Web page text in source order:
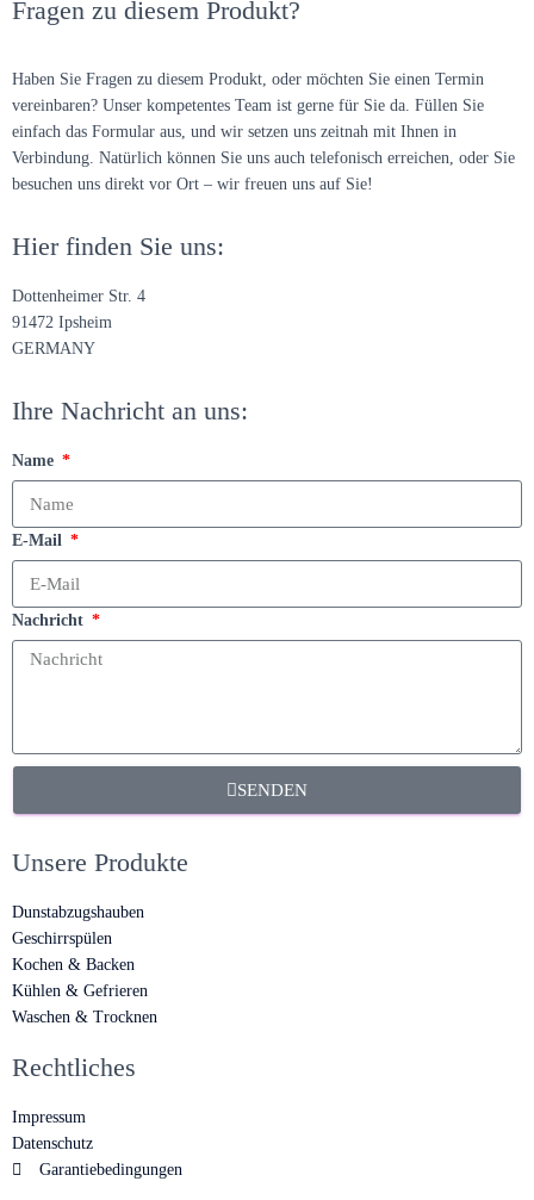
Fragen zu diesem Produkt?
Haben Sie Fragen zu diesem Produkt, oder möchten Sie einen Termin
vereinbaren? Unser kompetentes Team ist gerne für Sie da. Füllen Sie
einfach das Formular aus, und wir setzen uns zeitnah mit Ihnen in
Verbindung. Natürlich können Sie uns auch telefonisch erreichen, oder Sie
besuchen uns direkt vor Ort – wir freuen uns auf Sie!
Hier finden Sie uns:
Dottenheimer Str. 4
91472 Ipsheim
GERMANY
Ihre Nachricht an uns:
Name
E-Mail
Nachricht
SENDEN
Unsere Produkte
Dunstabzugshauben
Geschirrspülen
Kochen & Backen
Kühlen & Gefrieren
Waschen & Trocknen
Rechtliches
Impressum
Datenschutz
Garantiebedingungen